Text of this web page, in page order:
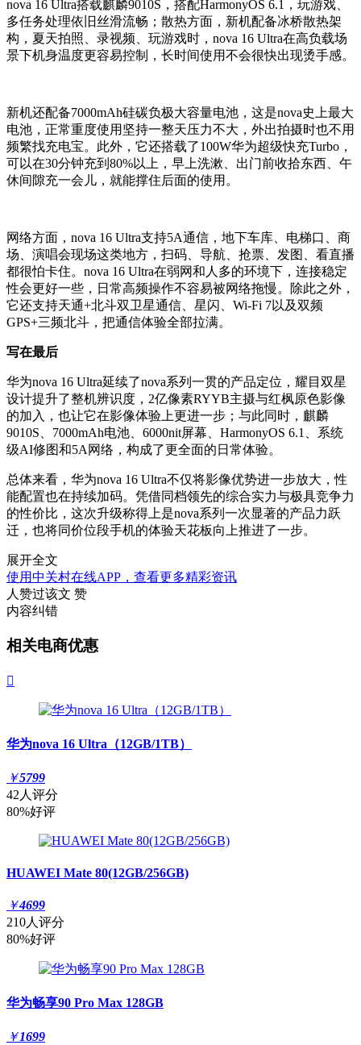
nova 16 Ultra搭载麒麟9010S，搭配HarmonyOS 6.1，玩游戏、
多任务处理依旧丝滑流畅；散热方面，新机配备冰桥散热架
构，夏天拍照、录视频、玩游戏时，nova 16 Ultra在高负载场
景下机身温度更容易控制，长时间使用不会很快出现烫手感。
新机还配备7000mAh硅碳负极大容量电池，这是nova史上最大
电池，正常重度使用坚持一整天压力不大，外出拍摄时也不用
频繁找充电宝。此外，它还搭载了100W华为超级快充Turbo，
可以在30分钟充到80%以上，早上洗漱、出门前收拾东西、午
休间隙充一会儿，就能撑住后面的使用。
网络方面，nova 16 Ultra支持5A通信，地下车库、电梯口、商
场、演唱会现场这类地方，扫码、导航、抢票、发图、看直播
都很怕卡住。nova 16 Ultra在弱网和人多的环境下，连接稳定
性会更好一些，日常高频操作不容易被网络拖慢。除此之外，
它还支持天通+北斗双卫星通信、星闪、Wi-Fi 7以及双频
GPS+三频北斗，把通信体验全部拉满。
写在最后
华为nova 16 Ultra延续了nova系列一贯的产品定位，耀目双星
设计提升了整机辨识度，2亿像素RYYB主摄与红枫原色影像
的加入，也让它在影像体验上更进一步；与此同时，麒麟
9010S、7000mAh电池、6000nit屏幕、HarmonyOS 6.1、系统
级AI修图和5A网络，构成了更全面的日常体验。
总体来看，华为nova 16 Ultra不仅将影像优势进一步放大，性
能配置也在持续加码。凭借同档领先的综合实力与极具竞争力
的性价比，这次升级称得上是nova系列一次显著的产品力跃
迁，也将同价位段手机的体验天花板向上推进了一步。
展开全文
使用中关村在线APP，查看更多精彩资讯
人赞过该文 赞
内容纠错
相关电商优惠

华为nova 16 Ultra（12GB/1TB）
￥5799
42人评分
80%好评
HUAWEI Mate 80(12GB/256GB)
￥4699
210人评分
80%好评
华为畅享90 Pro Max 128GB
￥1699